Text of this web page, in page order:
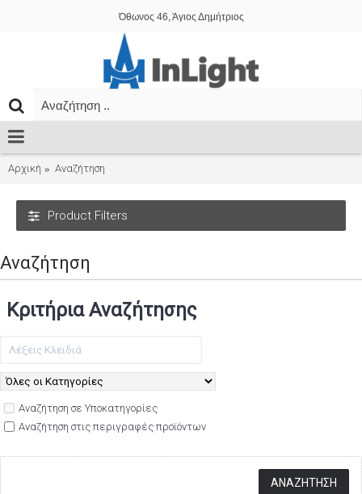
Όθωνος 46, Άγιος Δημήτριος
Αρχική Αναζήτηση
Product Filters
Αναζήτηση
Κριτήρια Αναζήτησης
Αναζήτηση σε Υποκατηγορίες
Αναζήτηση στις περιγραφές προϊόντων